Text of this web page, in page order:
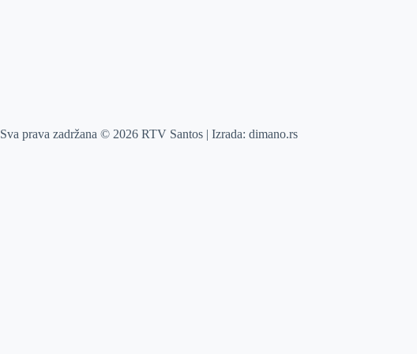
Sva prava zadržana © 2026 RTV Santos | Izrada:dimano.rs